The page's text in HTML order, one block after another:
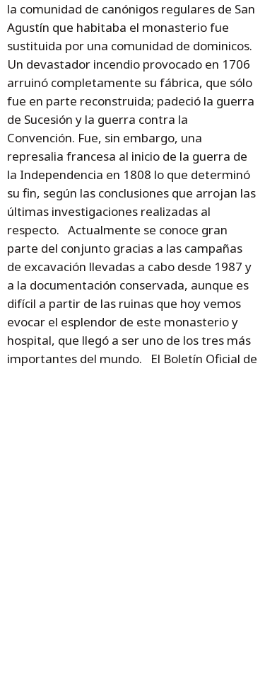
la comunidad de canónigos regulares de San
Agustín que habitaba el monasterio fue
sustituida por una comunidad de dominicos.
Un devastador incendio provocado en 1706
arruinó completamente su fábrica, que sólo
fue en parte reconstruida; padeció la guerra
de Sucesión y la guerra contra la
Convención. Fue, sin embargo, una
represalia francesa al inicio de la guerra de
la Independencia en 1808 lo que determinó
su fin, según las conclusiones que arrojan las
últimas investigaciones realizadas al
respecto. Actualmente se conoce gran
parte del conjunto gracias a las campañas
de excavación llevadas a cabo desde 1987 y
a la documentación conservada, aunque es
difícil a partir de las ruinas que hoy vemos
evocar el esplendor de este monasterio y
hospital, que llegó a ser uno de los tres más
importantes del mundo. El Boletín Oficial de